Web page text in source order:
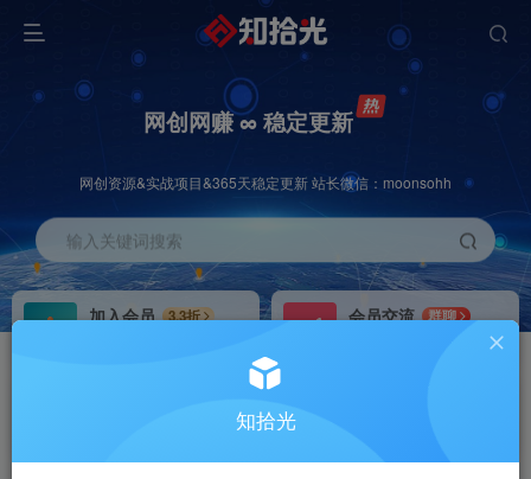
网创网赚 ∞ 稳定更新
网创资源&实战项目&365天稳定更新 站长微信：moonsohh
输入关键词搜索
加入会员
3.3折
会员交流
群聊
知拾光